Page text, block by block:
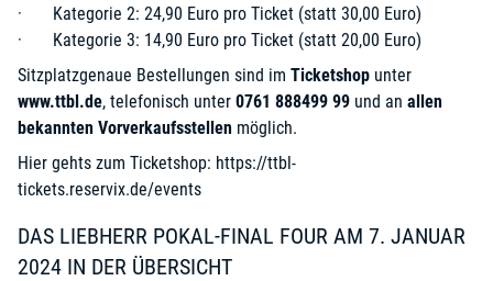
· Kategorie 2: 24,90 Euro pro Ticket (statt 30,00 Euro)
· Kategorie 3: 14,90 Euro pro Ticket (statt 20,00 Euro)
Sitzplatzgenaue Bestellungen sind im Ticketshop unter
www.ttbl.de, telefonisch unter 0761 888499 99 und an allen
bekannten Vorverkaufsstellen möglich.
Hier gehts zum Ticketshop: https://ttbl-
tickets.reservix.de/events
DAS LIEBHERR POKAL-FINAL FOUR AM 7. JANUAR
2024 IN DER ÜBERSICHT